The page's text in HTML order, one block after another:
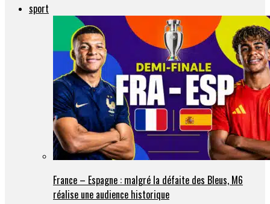
sport
France – Espagne : malgré la défaite des Bleus, M6
réalise une audience historique